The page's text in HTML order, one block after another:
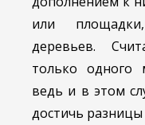
или
деревьев.
только одного
ведь и в этом
достичь разницы